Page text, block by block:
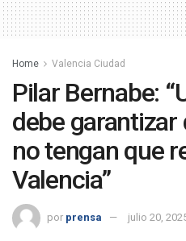
Home Valencia Ciudad
Pilar Bernabe:
debe
no tengan que
Valencia”
por prensa julio 20,